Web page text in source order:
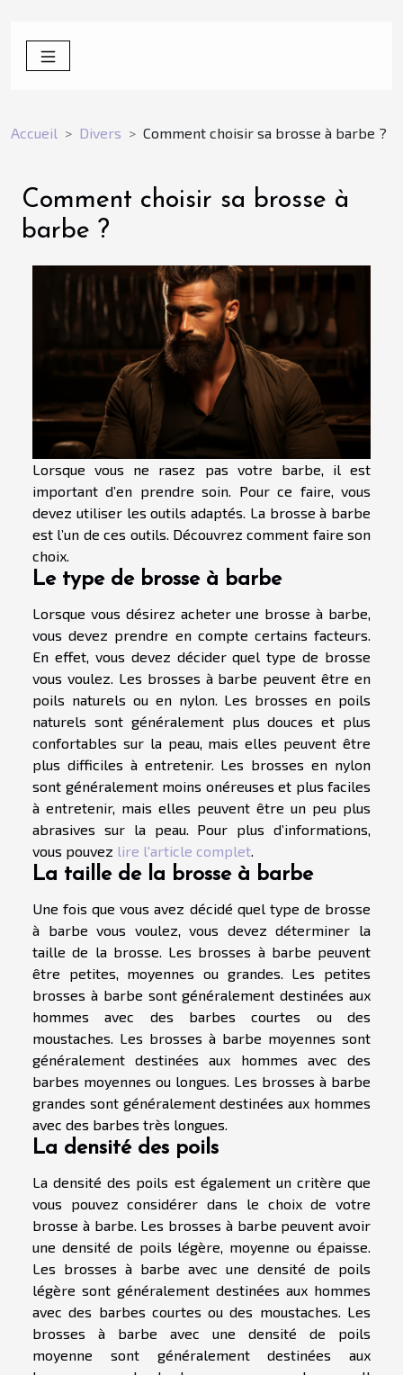
Accueil Divers Comment choisir sa brosse à barbe ?
Comment choisir sa brosse à
barbe ?
Lorsque vous ne rasez pas votre barbe, il est
important d’en prendre soin. Pour ce faire, vous
devez utiliser les outils adaptés. La brosse à barbe
est l’un de ces outils. Découvrez comment faire son
choix.
Le type de brosse à barbe
Lorsque vous désirez acheter une brosse à barbe,
vous devez prendre en compte certains facteurs.
En effet, vous devez décider quel type de brosse
vous voulez. Les brosses à barbe peuvent être en
poils naturels ou en nylon. Les brosses en poils
naturels sont généralement plus douces et plus
confortables sur la peau, mais elles peuvent être
plus difficiles à entretenir. Les brosses en nylon
sont généralement moins onéreuses et plus faciles
à entretenir, mais elles peuvent être un peu plus
abrasives sur la peau. Pour plus d’informations,
vous pouvez lire l'article complet.
La taille de la brosse à barbe
Une fois que vous avez décidé quel type de brosse
à barbe vous voulez, vous devez déterminer la
taille de la brosse. Les brosses à barbe peuvent
être petites, moyennes ou grandes. Les petites
brosses à barbe sont généralement destinées aux
hommes avec des barbes courtes ou des
moustaches. Les brosses à barbe moyennes sont
généralement destinées aux hommes avec des
barbes moyennes ou longues. Les brosses à barbe
grandes sont généralement destinées aux hommes
avec des barbes très longues.
La densité des poils
La densité des poils est également un critère que
vous pouvez considérer dans le choix de votre
brosse à barbe. Les brosses à barbe peuvent avoir
une densité de poils légère, moyenne ou épaisse.
Les brosses à barbe avec une densité de poils
légère sont généralement destinées aux hommes
avec des barbes courtes ou des moustaches. Les
brosses à barbe avec une densité de poils
moyenne sont généralement destinées aux